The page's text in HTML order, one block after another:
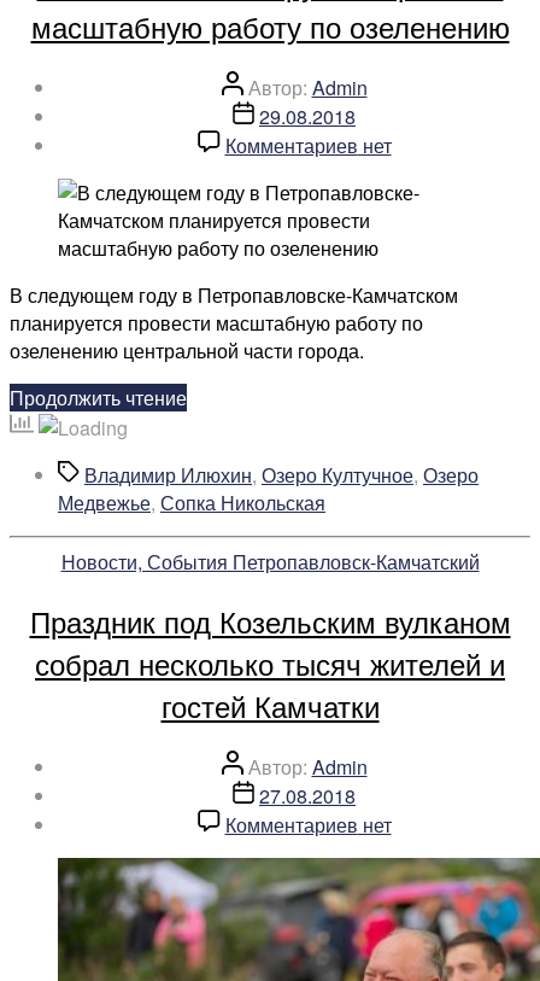
в
ДФО»
масштабную работу по озеленению
Автор
записи
Автор: Admin
Дата
записи
29.08.2018
Комментариевк
В
следующем
году
в
Петропавловске-
Камчатском
планируется
по
нет
В следующем году в Петропавловске-Камчатском
планируется провести масштабную работу по
озеленению центральной части города.
Продолжить чтение«В
в
Петропавловске-
Камчатском
планируется
масштабную
работу
по
озеленению»
МеткиВладимир Илюхин, Озеро Култучное, Озеро
Медвежье, Сопка Никольская
Рубрики
Новости, События Петропавловск-Камчатский
Праздник под Козельским вулканом
собрал несколько тысяч жителей и
гостей Камчатки
Автор
записи
Автор: Admin
Дата
записи
27.08.2018
Комментариевк
Праздник
под
Козельским
вулканом
нет